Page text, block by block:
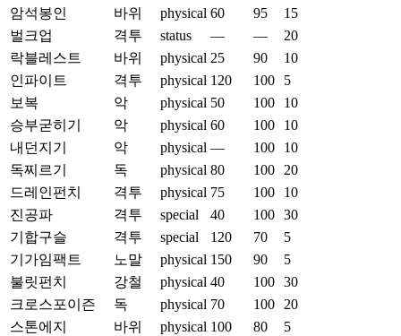
암석봉인
바위 physical 60 95
15
벌크업
격투 status — —
20
락블레스트
바위 physical 25 90
10
인파이트
격투 physical 120 100
5
보복
악 physical 50 100
10
승부굳히기
악 physical 60 100
10
내던지기
악 physical — 100
10
독찌르기
독 physical 80 100
20
드레인펀치
격투 physical 75 100
10
진공파
격투 special 40 100 30
기합구슬
격투 special 120 70
5
기가임팩트
노말 physical 150 90
5
불릿펀치
강철 physical 40 100 30
크로스포이즌
독 physical 70 100
20
스톤에지
바위 physical 100 80
5